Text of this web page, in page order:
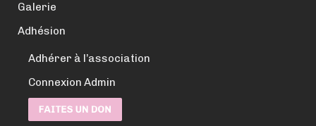
Galerie
Adhésion
Adhérer à l’association
Connexion Admin